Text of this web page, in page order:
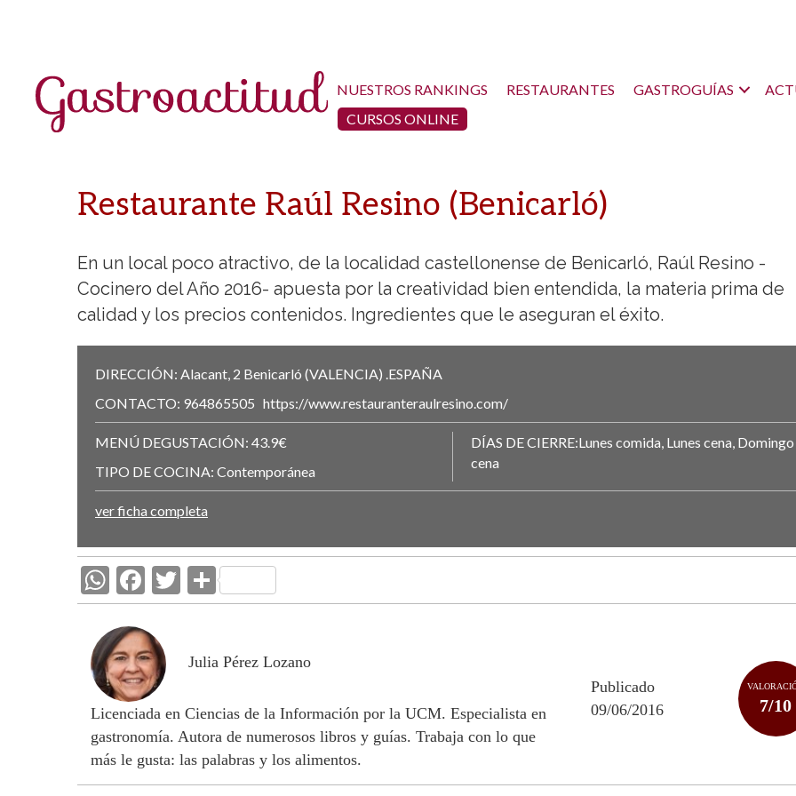
NUESTROS RANKINGS RESTAURANTES GASTROGUÍAS
CURSOS ONLINE
Restaurante Raúl Resino (Benicarló)
En un local poco atractivo, de la localidad castellonense de Benicarló, Raúl Resino -
Cocinero del Año 2016- apuesta por la creatividad bien entendida, la materia prima de
calidad y los precios contenidos. Ingredientes que le aseguran el éxito.
DIRECCIÓN: Alacant, 2 Benicarló (VALENCIA) ESPAÑA
CONTACTO: 964865505 https://www.restauranteraulresino.com/
MENÚ DEGUSTACIÓN: 43.9€
TIPO DE COCINA: Contemporánea
DÍAS DE CIERRE:Lunes comida, Lunes cena, Domingo
cena
ver ficha completa
W
h
at
s
A
p
p
F
ac
e
b
o
o
k
T
w
er
C
o
p
ti
r
Julia Pérez Lozano
Licenciada en Ciencias de la Información por la UCM. Especialista en
gastronomía. Autora de numerosos libros y guías. Trabaja con lo que
más le gusta: las palabras y los alimentos.
Publicado
09/06/2016
7/10